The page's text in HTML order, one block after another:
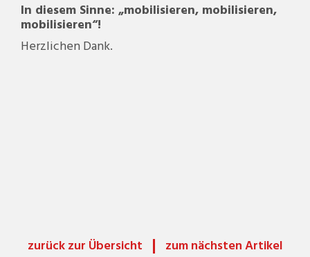
In diesem Sinne: „mobilisieren, mobilisieren,
mobilisieren“!
Herzlichen Dank.
zurück zur Übersicht zum nächsten Artikel